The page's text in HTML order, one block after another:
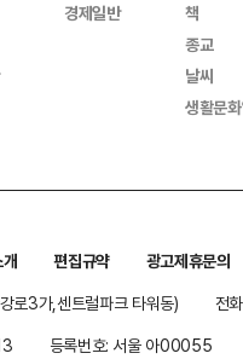
경제일반
책
종교
날씨
생활문
편집규약
광고제휴문의
로3가,센트럴파크 타워동)
전
등록번호: 서울 아00055